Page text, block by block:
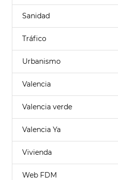
Sanidad
Tráfico
Urbanismo
Valencia
Valencia verde
Valencia Ya
Vivienda
Web FDM